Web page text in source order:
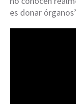
es donar